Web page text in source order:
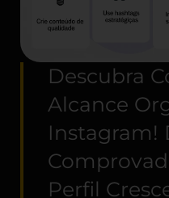
Descubra
Alcance
Instagram!
Perfil